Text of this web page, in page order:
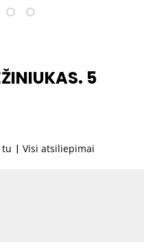
5
| Visi atsiliepimai